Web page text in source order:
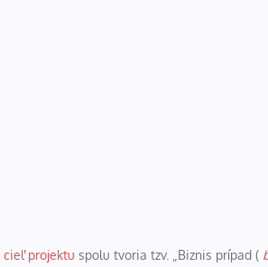
cieľ projektu spolu tvoria tzv. „Biznis prípad (